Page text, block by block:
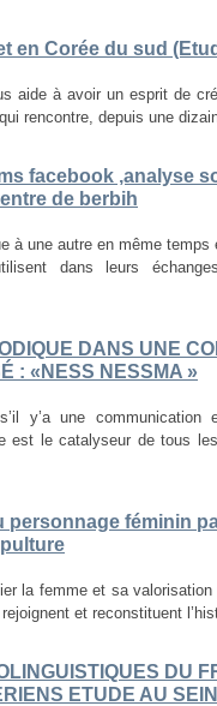
en Corée du sud
aide à avoir un esprit de
rencontre, depuis une
facebook ,analyse
de berbih
à une autre en même
dans leurs
DANS UNE
: «NESS NESSMA »
y’a une
est le catalyseur de tous
personnage féminin
la femme et sa
et reconstituent
DU
ETUDE AU